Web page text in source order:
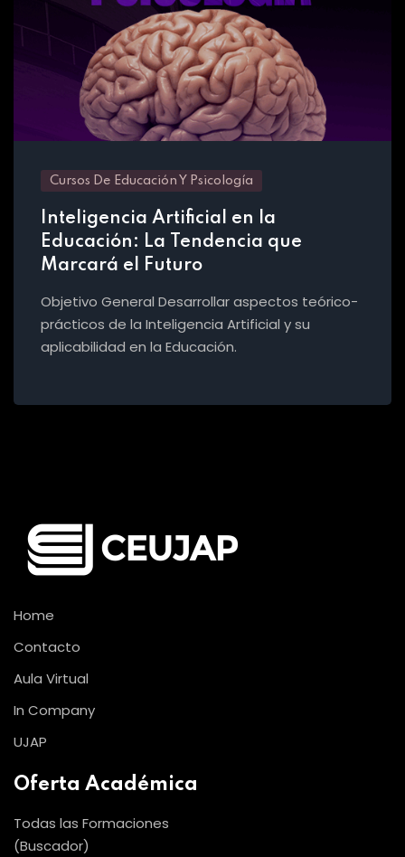
Cursos De Educación Y Psicología
Inteligencia Artificial en la
Educación: La Tendencia que
Marcará el Futuro
Objetivo General Desarrollar aspectos teórico-
prácticos de la Inteligencia Artificial y su
aplicabilidad en la Educación.
Home
Contacto
Aula Virtual
In Company
UJAP
Oferta Académica
Todas las Formaciones
(Buscador)